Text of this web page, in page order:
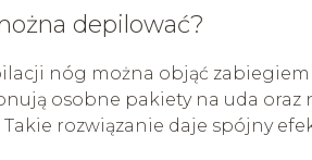
depilować?
nóg można objąć
osobne pakiety na uda oraz
Takie rozwiązanie daje spójny